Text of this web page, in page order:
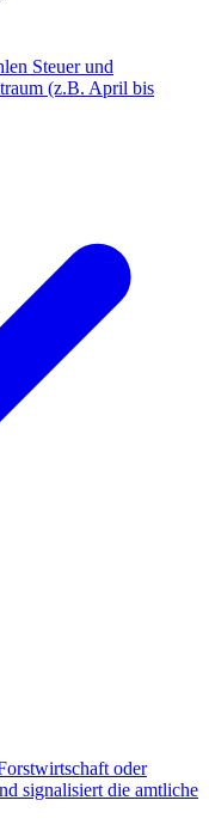
Steuer und
(z.B. April bis
oder
signalisiert die amtliche